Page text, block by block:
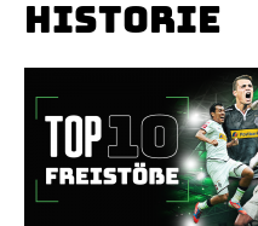
HISTORIE